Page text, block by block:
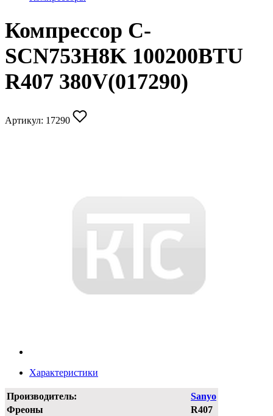
Компрессор C-
SCN753H8K 100200BTU
R407 380V(017290)
Артикул: 17290
Характеристики
Производитель:
Sanyo
Фреоны
R407